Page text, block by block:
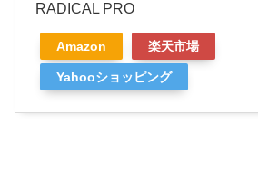
RADICAL PRO
Amazon 楽天市場
Yahooショッピング